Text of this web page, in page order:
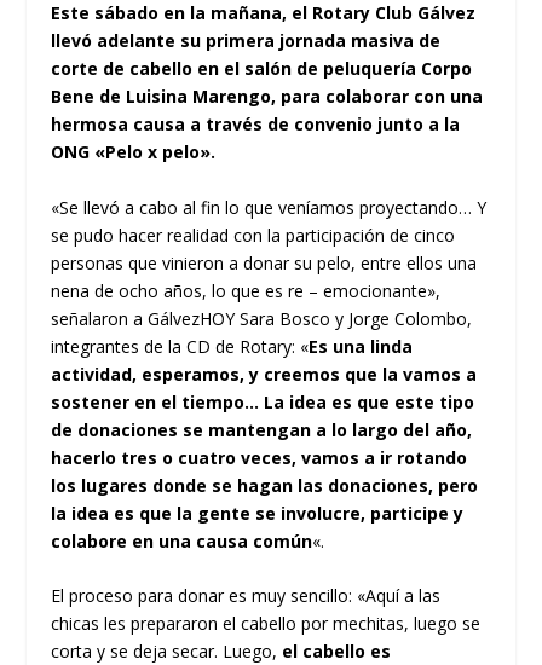
Este sábado en la mañana, el Rotary Club Gálvez
llevó adelante su primera jornada masiva de
corte de cabello en el salón de peluquería Corpo
Bene de Luisina Marengo, para colaborar con una
hermosa causa a través de convenio junto a la
ONG «Pelo x pelo».
«Se llevó a cabo al fin lo que veníamos proyectando… Y
se pudo hacer realidad con la participación de cinco
personas que vinieron a donar su pelo, entre ellos una
nena de ocho años, lo que es re – emocionante»,
señalaron a GálvezHOY Sara Bosco y Jorge Colombo,
integrantes de la CD de Rotary: «Es una linda
actividad, esperamos, y creemos que la vamos a
sostener en el tiempo… La idea es que este tipo
de donaciones se mantengan a lo largo del año,
hacerlo tres o cuatro veces, vamos a ir rotando
los lugares donde se hagan las donaciones, pero
la idea es que la gente se involucre, participe y
colabore en una causa común«.
El proceso para donar es muy sencillo: «Aquí a las
chicas les prepararon el cabello por mechitas, luego se
corta y se deja secar. Luego, el cabello es